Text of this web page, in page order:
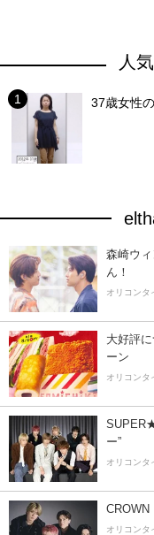
人
37歳女性
森崎ウィ
ん！
オリコンタ
大好評
ーン
オリコンタ
ー”
オリコンタ
CROWN
オリコンタ